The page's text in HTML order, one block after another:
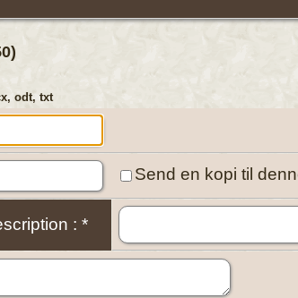
odt, txt
Send en kopi til
: *